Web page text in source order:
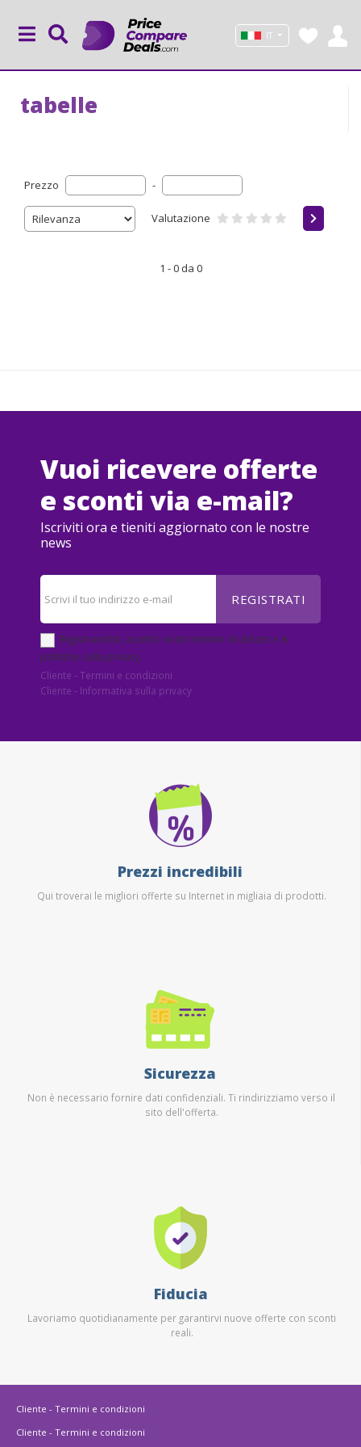
IT
tabelle
Prezzo -
Valutazione
1 - 0 da 0
Vuoi ricevere offerte
e sconti via e-mail?
Iscriviti ora e tieniti aggiornato con le nostre
news
REGISTRATI
Registrandoti, accetti i nostri termini di utilizzo e le
politiche sulla privacy.
Cliente - Termini e condizioni
Cliente - Informativa sulla privacy
Prezzi incredibili
Qui troverai le migliori offerte su Internet in migliaia di prodotti.
Sicurezza
Non è necessario fornire dati confidenziali. Ti rindirizziamo verso il
sito dell'offerta.
Fiducia
Lavoriamo quotidianamente per garantirvi nuove offerte con sconti
reali.
Cliente - Termini e condizioni
Cliente - Termini e condizioni